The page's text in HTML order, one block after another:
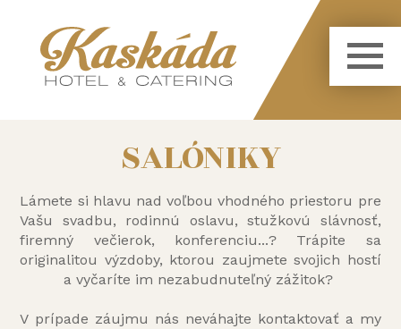
SALÓNIKY
Lámete si hlavu nad voľbou vhodného priestoru pre
Vašu svadbu, rodinnú oslavu, stužkovú slávnosť,
firemný večierok, konferenciu...? Trápite sa
originalitou výzdoby, ktorou zaujmete svojich hostí
a vyčaríte im nezabudnuteľný zážitok?
V prípade záujmu nás neváhajte kontaktovať a my